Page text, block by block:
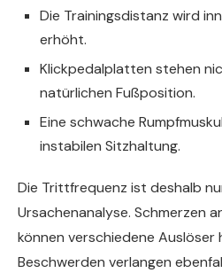
Die Trainingsdistanz wird
erhöht.
Klickpedalplatten stehen
natürlichen Fußposition.
Eine schwache
instabilen Sitzhaltung.
Die Trittfrequenz ist deshalb
Ursachenanalyse. Schmerzen
können verschiedene Auslöser
Beschwerden verlangen